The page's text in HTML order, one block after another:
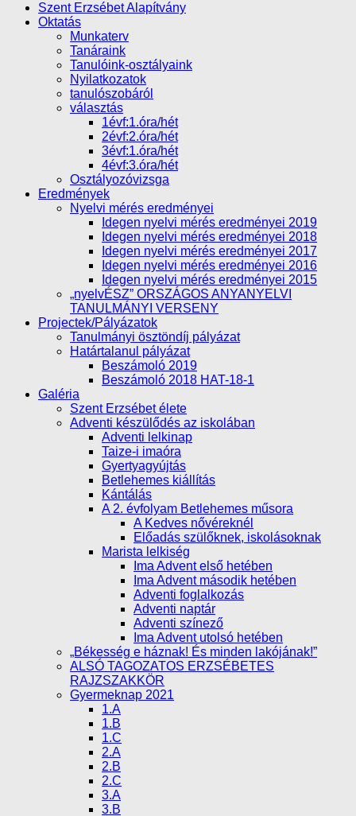
Szent Erzsébet Alapítvány
Oktatás
Munkaterv
Tanáraink
Tanulóink-osztályaink
Nyilatkozatok
tanulószobáról
választás
1évf:1.óra/hét
2évf:2.óra/hét
3évf:1.óra/hét
4évf:3.óra/hét
Osztályozóvizsga
Eredmények
Nyelvi mérés eredményei
Idegen nyelvi mérés eredményei 2019
Idegen nyelvi mérés eredményei 2018
Idegen nyelvi mérés eredményei 2017
Idegen nyelvi mérés eredményei 2016
Idegen nyelvi mérés eredményei 2015
„nyelvÉSZ” ORSZÁGOS ANYANYELVI
TANULMÁNYI VERSENY
Projectek/Pályázatok
Tanulmányi ösztöndíj pályázat
Határtalanul pályázat
Beszámoló 2019
Beszámoló 2018 HAT-18-1
Galéria
Szent Erzsébet élete
Adventi készülődés az iskolában
Adventi lelkinap
Taize-i imaóra
Gyertyagyújtás
Betlehemes kiállítás
Kántálás
A 2. évfolyam Betlehemes műsora
A Kedves nővéreknél
Előadás szülőknek, iskolásoknak
Marista lelkiség
Ima Advent első hetében
Ima Advent második hetében
Adventi foglalkozás
Adventi naptár
Adventi színező
Ima Advent utolsó hetében
„Békesség e háznak! És minden lakójának!”
ALSÓ TAGOZATOS ERZSÉBETES
RAJZSZAKKÖR
Gyermeknap 2021
1.A
1.B
1.C
2.A
2.B
2.C
3.A
3.B